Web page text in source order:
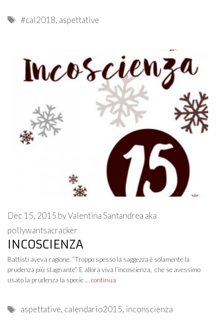
Tags
#cal2018, aspettative
INCOSCIENZA
Dec 15, 2015 byValentina Santandrea aka
pollywantsacracker
Battisti aveva ragione: “Troppo spesso la saggezza è solamente la
prudenza più stagnante”. E allora viva l’incoscienza, che se avessimo
usato la prudenza la specie …continua
Tags
aspettative, calendario2015, inconscienza